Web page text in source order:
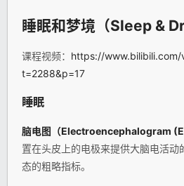
睡眠和梦境（Sleep &
课程视频： https://www.bilibili.com/
t=2288&p=17
睡眠
脑电图（Electroencephalogram
置在头皮上的电极来提供大脑电活动
态的粗略指标。